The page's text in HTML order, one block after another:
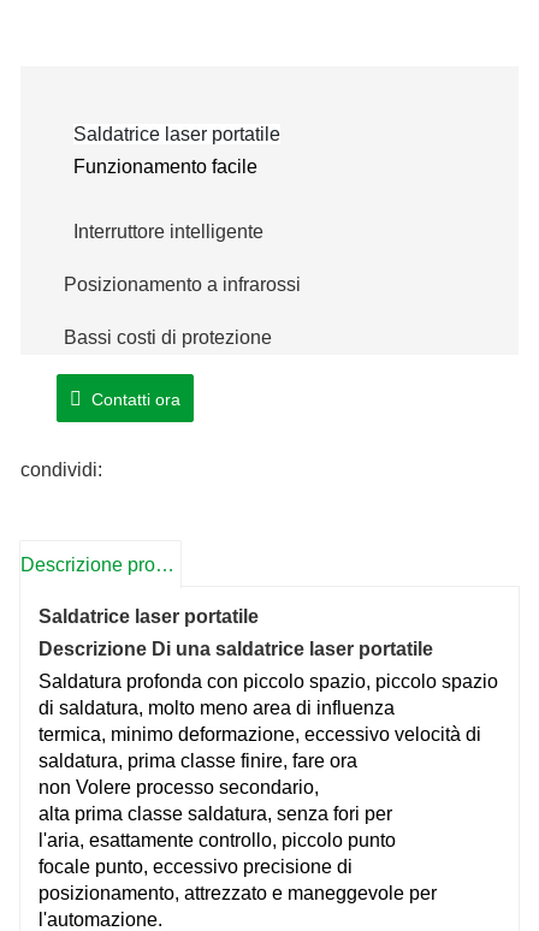
Saldatrice laser portatile
Funzionamento facile
Interruttore intelligente
Posizionamento a infrarossi
Bassi costi di protezione
Contatti ora
condividi:
Descrizione prodotto
Saldatrice laser portatile
Descrizione Di una saldatrice laser portatile
Saldatura profonda con piccolo spazio, piccolo spazio
di saldatura, molto meno area di influenza
termica, minimo deformazione, eccessivo velocità di
saldatura, prima classe finire, fare ora
non Volere processo secondario,
alta prima classe saldatura, senza fori per
l'aria, esattamente controllo, piccolo punto
focale punto, eccessivo precisione di
posizionamento, attrezzato e maneggevole per
l'automazione.